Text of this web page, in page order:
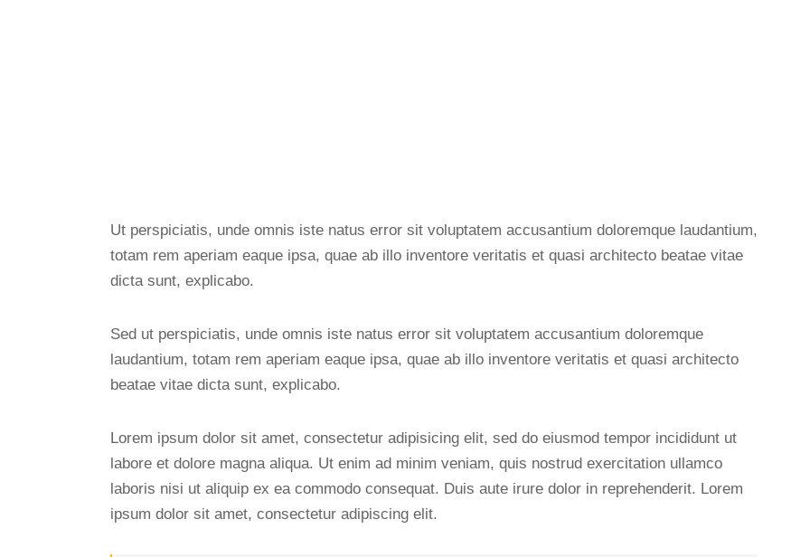
Ut perspiciatis, unde omnis iste natus error sit voluptatem accusantium doloremque laudantium,
totam rem aperiam eaque ipsa, quae ab illo inventore veritatis et quasi architecto beatae vitae
dicta sunt, explicabo.
Sed ut perspiciatis, unde omnis iste natus error sit voluptatem accusantium doloremque
laudantium, totam rem aperiam eaque ipsa, quae ab illo inventore veritatis et quasi architecto
beatae vitae dicta sunt, explicabo.
Lorem ipsum dolor sit amet, consectetur adipisicing elit, sed do eiusmod tempor incididunt ut
labore et dolore magna aliqua. Ut enim ad minim veniam, quis nostrud exercitation ullamco
laboris nisi ut aliquip ex ea commodo consequat. Duis aute irure dolor in reprehenderit. Lorem
ipsum dolor sit amet, consectetur adipiscing elit.